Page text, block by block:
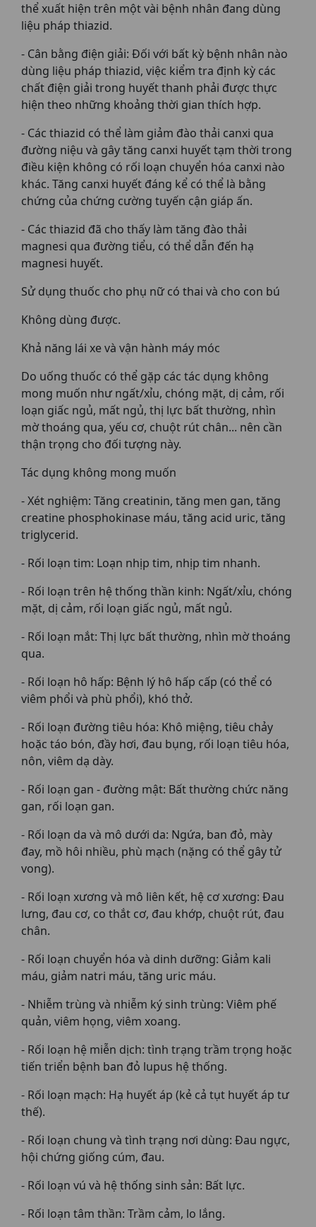
thể xuất hiện trên một vài bệnh nhân đang dùng
liệu pháp thiazid.
- Cân bằng điện giải: Đối với bất kỳ bệnh nhân nào
dùng liệu pháp thiazid, việc kiểm tra định kỳ các
chất điện giải trong huyết thanh phải được thực
hiện theo những khoảng thời gian thích hợp.
- Các thiazid có thể làm giảm đào thải canxi qua
đường niệu và gây tăng canxi huyết tạm thời trong
điều kiện không có rối loạn chuyển hóa canxi nào
khác. Tăng canxi huyết đáng kể có thể là bằng
chứng của chứng cường tuyến cận giáp ấn.
- Các thiazid đã cho thấy làm tăng đào thải
magnesi qua đường tiểu, có thể dẫn đến hạ
magnesi huyết.
Sử dụng thuốc cho phụ nữ có thai và cho con bú
Không dùng được.
Khả năng lái xe và vận hành máy móc
Do uống thuốc có thể gặp các tác dụng không
mong muốn như ngất/xỉu, chóng mặt, dị cảm, rối
loạn giấc ngủ, mất ngủ, thị lực bất thường, nhìn
mờ thoáng qua, yếu cơ, chuột rút chân... nên cần
thận trọng cho đối tượng này.
Tác dụng không mong muốn
- Xét nghiệm: Tăng creatinin, tăng men gan, tăng
creatine phosphokinase máu, tăng acid uric, tăng
triglycerid.
- Rối loạn tim: Loạn nhịp tim, nhịp tim nhanh.
- Rối loạn trên hệ thống thần kinh: Ngất/xỉu, chóng
mặt, dị cảm, rối loạn giấc ngủ, mất ngủ.
- Rối loạn mắt: Thị lực bất thường, nhìn mờ thoáng
qua.
- Rối loạn hô hấp: Bệnh lý hô hấp cấp (có thể có
viêm phổi và phù phổi), khó thở.
- Rối loạn đường tiêu hóa: Khô miệng, tiêu chảy
hoặc táo bón, đầy hơi, đau bụng, rối loạn tiêu hóa,
nôn, viêm dạ dày.
- Rối loạn gan - đường mật: Bất thường chức năng
gan, rối loạn gan.
- Rối loạn da và mô dưới da: Ngứa, ban đỏ, mày
đay, mồ hôi nhiều, phù mạch (nặng có thể gây tử
vong).
- Rối loạn xương và mô liên kết, hệ cơ xương: Đau
lưng, đau cơ, co thắt cơ, đau khớp, chuột rút, đau
chân.
- Rối loạn chuyển hóa và dinh dưỡng: Giảm kali
máu, giảm natri máu, tăng uric máu.
- Nhiễm trùng và nhiễm ký sinh trùng: Viêm phế
quản, viêm họng, viêm xoang.
- Rối loạn hệ miễn dịch: tình trạng trầm trọng hoặc
tiến triển bệnh ban đỏ lupus hệ thống.
- Rối loạn mạch: Hạ huyết áp (kẻ cả tụt huyết áp tư
thế).
- Rối loạn chung và tình trạng nơi dùng: Đau ngực,
hội chứng giống cúm, đau.
- Rối loạn vú và hệ thống sinh sản: Bất lực.
- Rối loạn tâm thần: Trầm cảm, lo lắng.